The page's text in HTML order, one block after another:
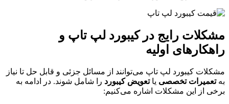
مشکلات رایج در کیبورد لپ تاپ و
راهکارهای اولیه
مشکلات کیبورد لپ تاپ می‌توانند از مسائل جزئی و قابل حل تا نیاز
بهتعمیرات تخصصی یاتعویض کیبورد را شامل شوند. در ادامه به
برخی از این مشکلات اشاره می‌کنیم: